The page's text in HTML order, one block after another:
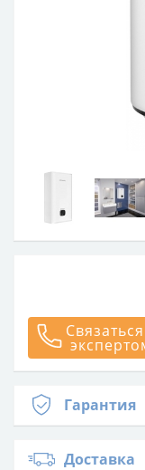
Гарантия
Доставка